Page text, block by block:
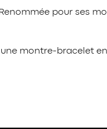
pour ses
montre-bracelet